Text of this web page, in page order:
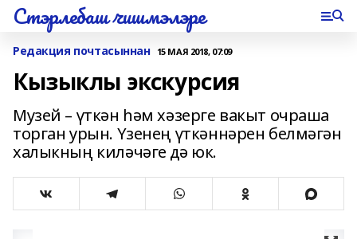
Стэрлебаш чишмэлэре
Редакция почтасыннан 15 МАЯ 2018, 07:09
Кызыклы экскурсия
Музей – үткән һәм хәзерге вакыт очраша
торган урын. Үзенең үткәннәрен белмәгән
халыкның киләчәге дә юк.